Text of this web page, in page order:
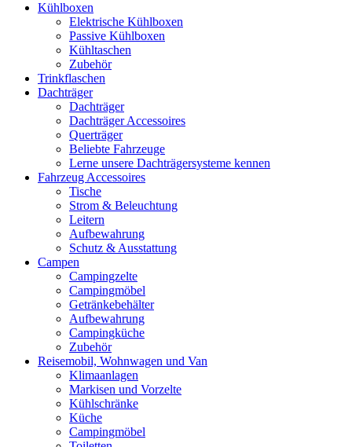
Kühlboxen
Elektrische Kühlboxen
Passive Kühlboxen
Kühltaschen
Zubehör
Trinkflaschen
Dachträger
Dachträger
Dachträger Accessoires
Querträger
Beliebte Fahrzeuge
Lerne unsere Dachträgersysteme kennen
Fahrzeug Accessoires
Tische
Strom & Beleuchtung
Leitern
Aufbewahrung
Schutz & Ausstattung
Campen
Campingzelte
Campingmöbel
Getränkebehälter
Aufbewahrung
Campingküche
Zubehör
Reisemobil, Wohnwagen und Van
Klimaanlagen
Markisen und Vorzelte
Kühlschränke
Küche
Campingmöbel